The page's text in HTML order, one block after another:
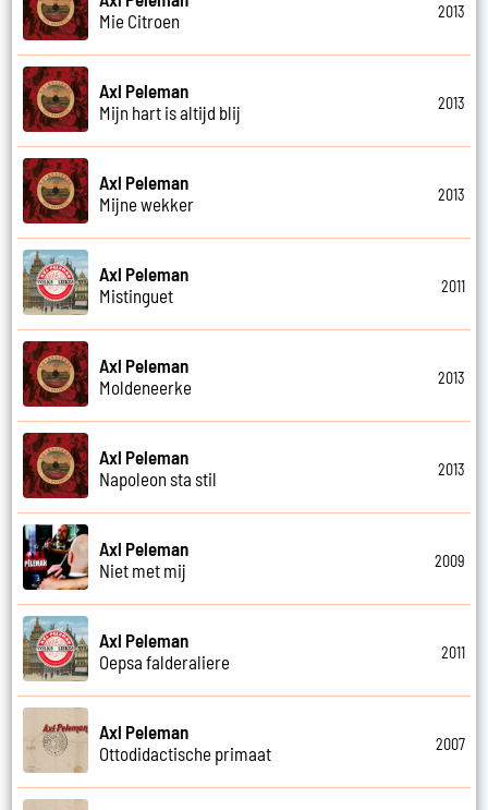
Mie Citroen
2013
Axl Peleman
Mijn hart is altijd blij
2013
Axl Peleman
Mijne wekker
2013
Axl Peleman
Mistinguet
2011
Axl Peleman
Moldeneerke
2013
Axl Peleman
Napoleon sta stil
2013
Axl Peleman
Niet met mij
2009
Axl Peleman
Oepsa falderaliere
2011
Axl Peleman
Ottodidactische primaat
2007